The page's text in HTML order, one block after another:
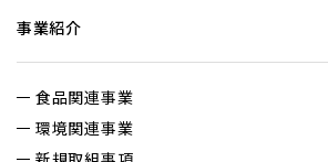
事業紹介
食品関連事業
環境関連事業